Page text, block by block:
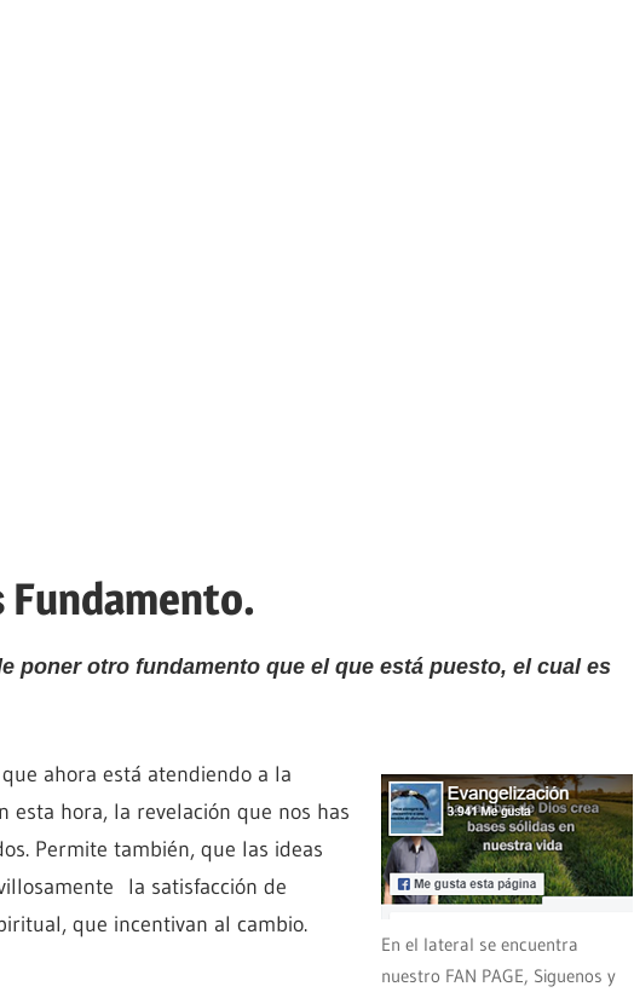
Fundamento.
poner otro fundamento que el que está puesto, el cual es
En el lateral se encuentra
nuestro FAN PAGE, Siguenos y
ahora está atendiendo a la
hora, la revelación que nos has
Permite también, que las ideas
la satisfacción de
que incentivan al cambio.